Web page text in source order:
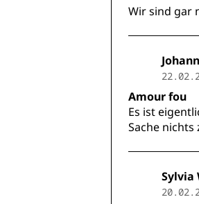
Wir sind gar
Amour fou
Es ist
Sache
Sylvia